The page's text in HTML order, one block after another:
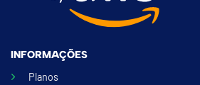
INFORMAÇÕES
Planos